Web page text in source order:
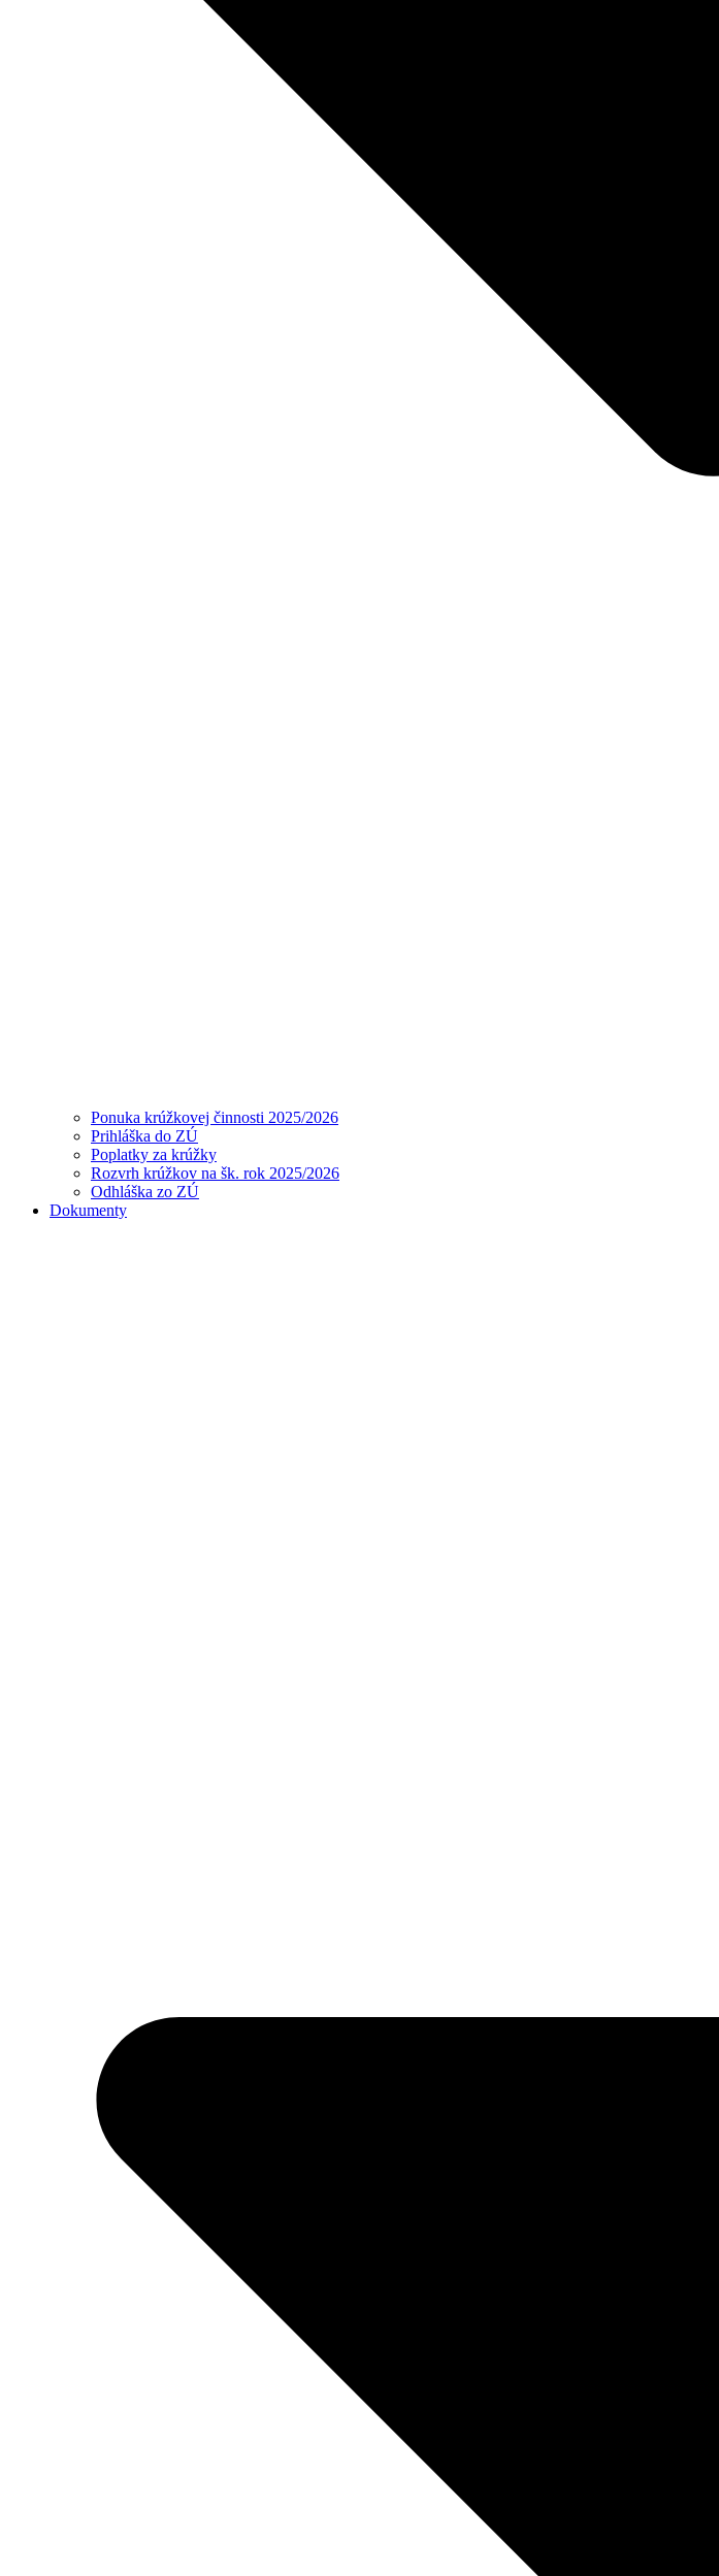
Ponuka krúžkovej činnosti 2025/2026
Prihláška do ZÚ
Poplatky za krúžky
Rozvrh krúžkov na šk. rok 2025/2026
Odhláška zo ZÚ
Dokumenty